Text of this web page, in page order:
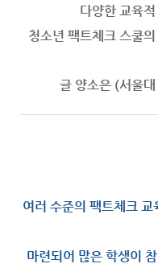
다양한 교육
청소년 팩트체크 스쿨
글 양소은 (서울
여러 수준의 팩트체크
마련되어 많은 학생이